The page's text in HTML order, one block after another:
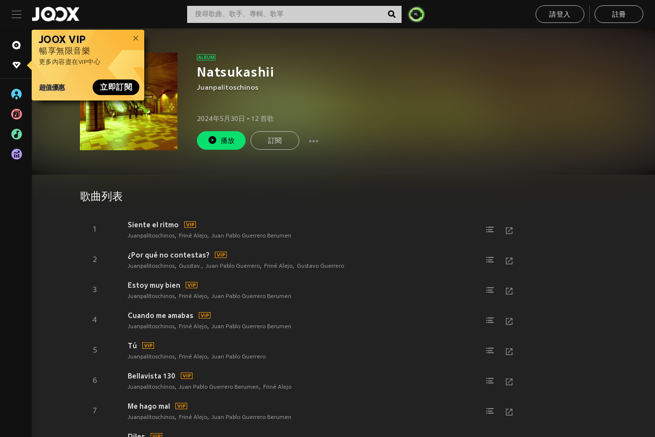
請登入 註冊
JOOX VIP
暢享無限音樂
更多內容盡在VIP中心
超值優惠 立即訂閱
Natsukashii
Juanpalitoschinos
2024年5月30日 • 12 首歌
播放 訂閱
歌曲列表
1
Siente el ritmo
Juanpalitoschinos Friné Alejo Juan Pablo Guerrero Berumen
2
¿Por qué no contestas?
Juanpalitoschinos Gusstav. Juan Pablo Guerrero Friné Alejo Gustavo Guerrero
3
Estoy muy bien
Juanpalitoschinos Friné Alejo Juan Pablo Guerrero Berumen
4
Cuando me amabas
Juanpalitoschinos Friné Alejo Juan Pablo Guerrero Berumen
5
Tú
Juanpalitoschinos Friné Alejo Juan Pablo Guerrero
6
Bellavista 130
Juanpalitoschinos Juan Pablo Guerrero Berumen Friné Alejo
7
Me hago mal
Juanpalitoschinos Friné Alejo Juan Pablo Guerrero Berumen